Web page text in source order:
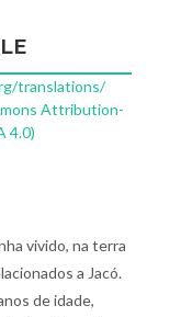
translations/
Attribution-
4.0)
vivido, na terra
a Jacó.
de idade,